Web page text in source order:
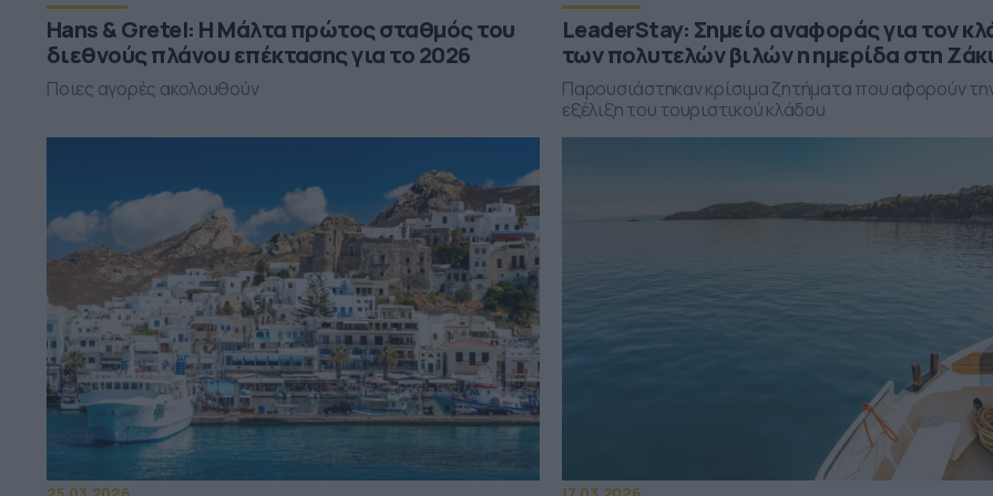
Hans & Gretel: Η Μάλτα πρώτος σταθμός του
διεθνούς πλάνου επέκτασης για το 2026
Ποιες αγορές ακολουθούν
LeaderStay: Σημείο αναφοράς για τον
των πολυτελών βιλών η ημερίδα στη
Παρουσιάστηκαν κρίσιμα ζητήματα που αφορούν
εξέλιξη του τουριστικού κλάδου